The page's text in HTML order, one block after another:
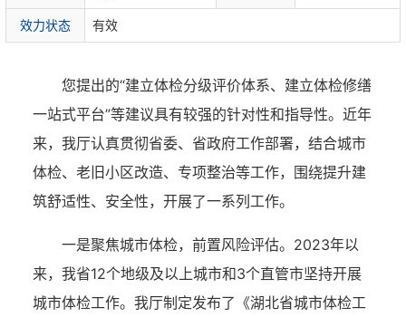
效力状态 有效
您提出的“建立体检分级评价体系、建立体检修缮
一站式平台”等建议具有较强的针对性和指导性。近年
来，我厅认真贯彻省委、省政府工作部署，结合城市
体检、老旧小区改造、专项整治等工作，围绕提升建
筑舒适性、安全性，开展了一系列工作。
一是聚焦城市体检，前置风险评估。2023年以
来，我省12个地级及以上城市和3个直管市坚持开展
城市体检工作。我厅制定发布了《湖北省城市体检工